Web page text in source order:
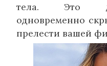
тела. Это
одновременно
прелести вашей